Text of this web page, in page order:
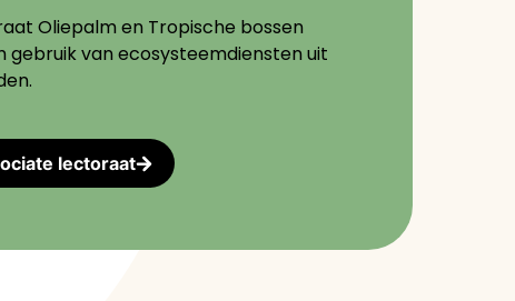
Oliepalm en Tropische bossen
gebruik van ecosysteemdiensten uit
lectoraat